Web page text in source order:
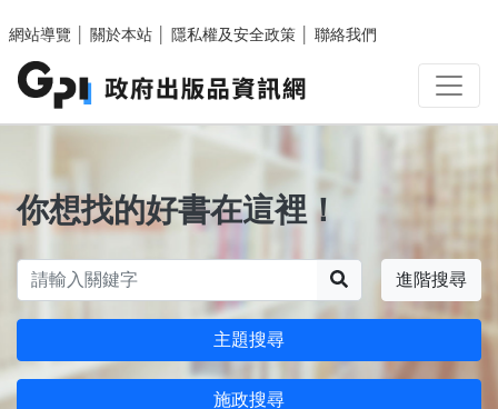
網站導覽
關於本站 隱私權及安全政策 聯絡我們
你想找的好書在這裡！
進階搜尋
主題搜尋
施政搜尋